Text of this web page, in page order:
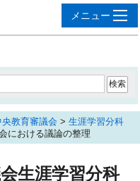
央教育審議会 > 生涯学習分科
における議論の整理
生涯学習分科